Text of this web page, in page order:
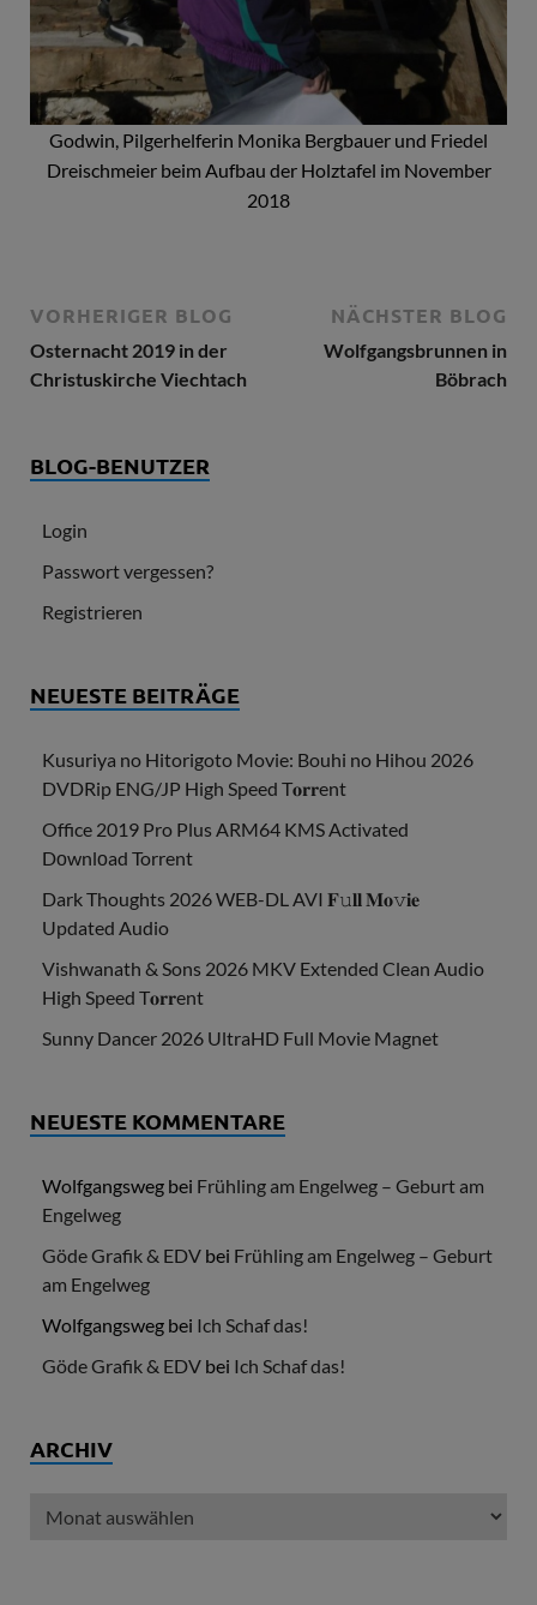
Godwin, Pilgerhelferin Monika Bergbauer und Friedel
Dreischmeier beim Aufbau der Holztafel im November
2018
VORHERIGER BLOG
Osternacht 2019 in der
Christuskirche Viechtach
NÄCHSTER BLOG
Wolfgangsbrunnen in
Böbrach
BLOG-BENUTZER
Login
Passwort vergessen?
Registrieren
NEUESTE BEITRÄGE
Kusuriya no Hitorigoto Movie: Bouhi no Hihou 2026
DVDRip ENG/JP High Speed T𝐨𝐫𝐫ent
Office 2019 Pro Plus ARM64 KMS Activated
Dоwnlоad Torrent
Dark Thoughts 2026 WEB-DL AVI 𝐅𝚞𝐥𝐥 𝐌𝐨𝚟𝐢𝐞
Updated Audio
Vishwanath & Sons 2026 MKV Extended Clean Audio
High Speed T𝐨𝐫𝐫ent
Sunny Dancer 2026 UltraHD Full Movie Magnet
NEUESTE KOMMENTARE
Wolfgangsweg bei Frühling am Engelweg – Geburt am
Engelweg
Göde Grafik & EDV bei Frühling am Engelweg – Geburt
am Engelweg
Wolfgangsweg bei Ich Schaf das!
Göde Grafik & EDV bei Ich Schaf das!
ARCHIV